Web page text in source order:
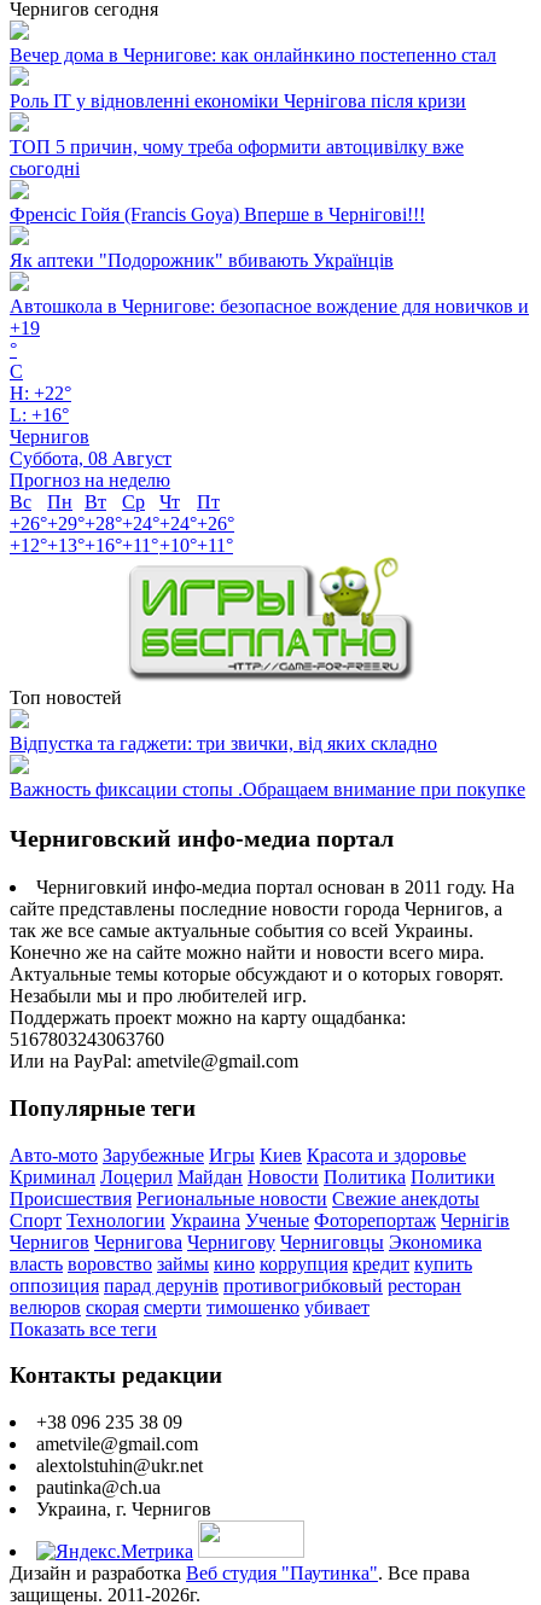
Чернигов сегодня
Вечер дома в Чернигове: как онлайнкино постепенно стал
Роль ІТ у відновленні економіки Чернігова після кризи
ТОП 5 причин, чому треба оформити автоцивілку вже
сьогодні
Френсіс Гойя (Francis Goya) Вперше в Чернігові!!!
Як аптеки "Подорожник" вбивають Українців
Автошкола в Чернигове: безопасное вождение для новичков и
+19
°
C
H: +22°
L: +16°
Чернигов
Суббота, 08 Август
Прогноз на неделю
Вс
Пн Вт Ср Чт
Пт
+26°+29°+28°+24°+24°+26°
+12°+13°+16°+11°+10°+11°
Топ новостей
Відпустка та гаджети: три звички, від яких складно
Важность фиксации стопы .Обращаем внимание при покупке
Черниговский инфо-медиа портал
Черниговкий инфо-медиа портал основан в 2011 году. На
сайте представлены последние новости города Чернигов, а
так же все самые актуальные события со всей Украины.
Конечно же на сайте можно найти и новости всего мира.
Актуальные темы которые обсуждают и о которых говорят.
Незабыли мы и про любителей игр.
Поддержать проект можно на карту ощадбанка:
5167803243063760
Или на PayPal: ametvile@gmail.com
Популярные теги
Авто-мото Зарубежные Игры Киев Красота и здоровье
Криминал Лоцерил Майдан Новости Политика Политики
Происшествия Региональные новости Свежие анекдоты
Спорт Технологии Украина Ученые Фоторепортаж Чернігів
Чернигов Чернигова Чернигову Черниговцы Экономика
власть воровство займы кино коррупция кредит купить
оппозиция парад дерунів противогрибковый ресторан
велюров скорая смерти тимошенко убивает
Показать все теги
Контакты редакции
+38 096 235 38 09
ametvile@gmail.com
alextolstuhin@ukr.net
pautinka@ch.ua
Украина, г. Чернигов
Дизайн и разработка Веб студия "Паутинка". Все права
защищены. 2011-2026г.